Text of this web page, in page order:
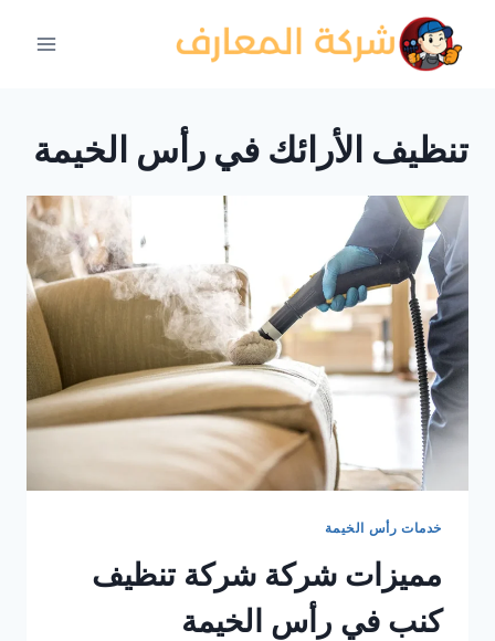
المحتوى
تنظيف الأرائك في رأس الخيمة
خدمات رأس الخيمة
مميزات شركة شركة تنظيف
كنب في رأس الخيمة